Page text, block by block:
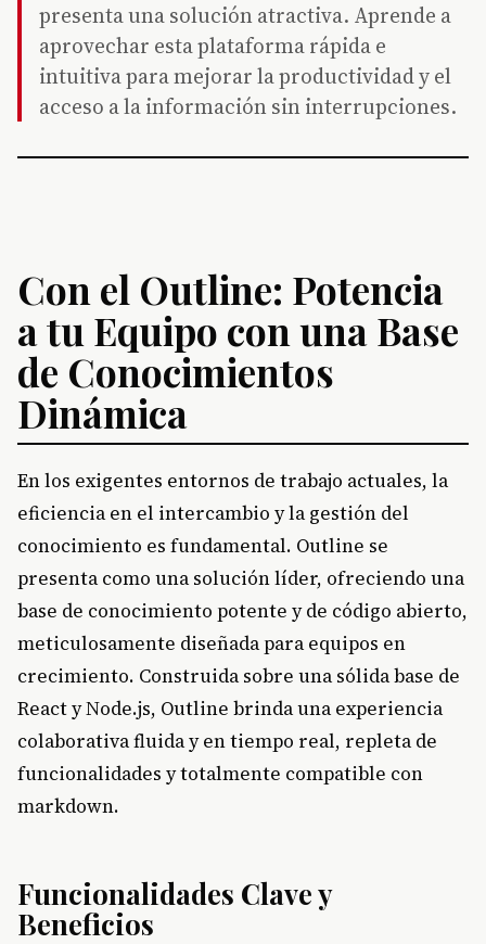
presenta una solución atractiva. Aprende a
aprovechar esta plataforma rápida e
intuitiva para mejorar la productividad y el
acceso a la información sin interrupciones.
Con el Outline: Potencia
a tu Equipo con una Base
de Conocimientos
Dinámica
En los exigentes entornos de trabajo actuales, la
eficiencia en el intercambio y la gestión del
conocimiento es fundamental. Outline se
presenta como una solución líder, ofreciendo una
base de conocimiento potente y de código abierto,
meticulosamente diseñada para equipos en
crecimiento. Construida sobre una sólida base de
React y Node.js, Outline brinda una experiencia
colaborativa fluida y en tiempo real, repleta de
funcionalidades y totalmente compatible con
markdown.
Funcionalidades Clave y
Beneficios